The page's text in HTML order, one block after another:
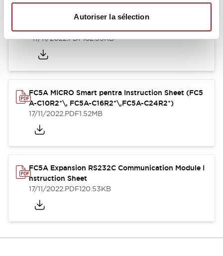
Autoriser la sélection
17/11/2022.PDF162.55KB
FC5A MICRO Smart pentra Instruction Sheet (FC5
A-C10R2*\, FC5A-C16R2*\,FC5A-C24R2*)
17/11/2022.PDF1.52MB
FC5A Expansion RS232C Communication Module I
nstruction Sheet
17/11/2022.PDF120.53KB